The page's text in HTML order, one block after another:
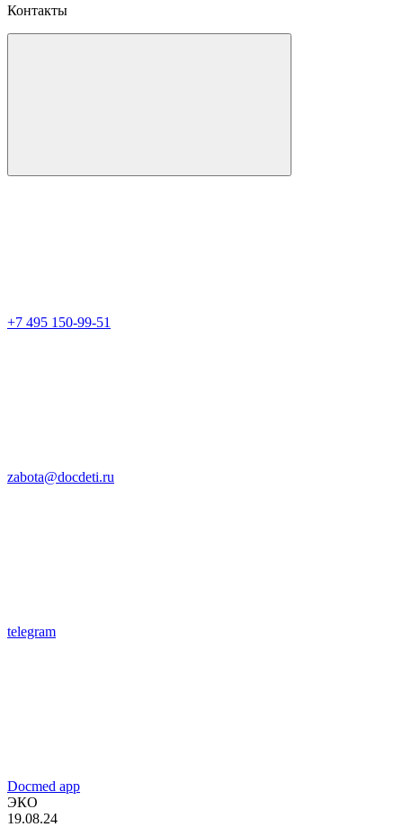
Контакты
+7 495 150-99-51
zabota@docdeti.ru
telegram
Docmed app
ЭКО
19.08.24